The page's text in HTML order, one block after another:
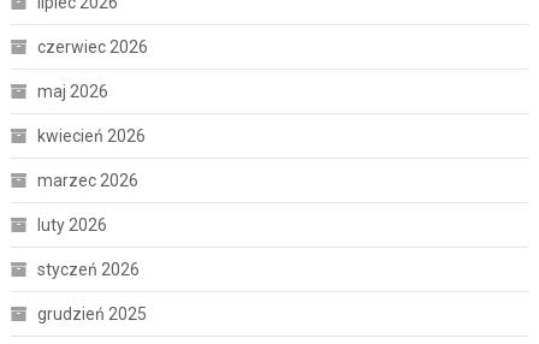
czerwiec 2026
maj 2026
kwiecień 2026
marzec 2026
luty 2026
styczeń 2026
grudzień 2025